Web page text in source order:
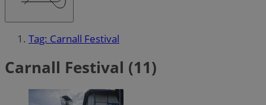
Tag: Carnall Festival
Carnall Festival (11)